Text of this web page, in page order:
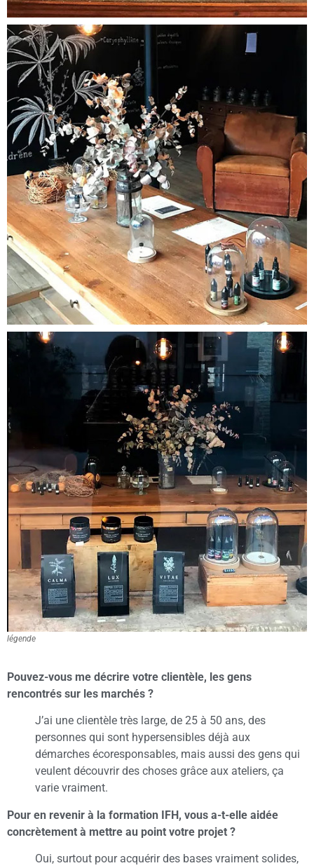
légende
Pouvez-vous me décrire votre clientèle, les gens
rencontrés sur les marchés ?
J’ai une clientèle très large, de 25 à 50 ans, des
personnes qui sont hypersensibles déjà aux
démarches écoresponsables, mais aussi des gens qui
veulent découvrir des choses grâce aux ateliers, ça
varie vraiment.
Pour en revenir à la formation IFH, vous a-t-elle aidée
concrètement à mettre au point votre projet ?
Oui, surtout pour acquérir des bases vraiment solides,